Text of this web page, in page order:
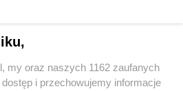
my oraz naszych 1162 zaufanych
i przechowujemy informacje